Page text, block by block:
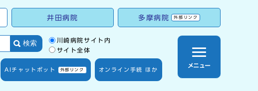
井田病院 多摩病院 外部リンク
検索 サイト内検索の範囲
川崎病院サイト内
サイト全体
AIチャットボット 外部リンク オンライン手続 ほか
メニュー